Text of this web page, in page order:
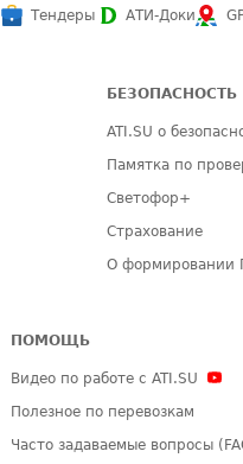
Тендеры АТИ-Доки
БЕЗОПАСНОСТЬ
ATI.SU о
Памятка по
Светофор+
Страхование
О формировании
ПОМОЩЬ
Видео по работе с ATI.SU
Полезное по перевозкам
Часто задаваемые вопросы